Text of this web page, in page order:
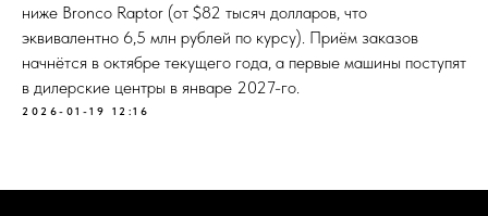
ниже Bronco Raptor (от $82 тысяч долларов, что
эквивалентно 6,5 млн рублей по курсу). Приём заказов
начнётся в октябре текущего года, а первые машины поступят
в дилерские центры в январе 2027-го.
2026-01-19 12:16